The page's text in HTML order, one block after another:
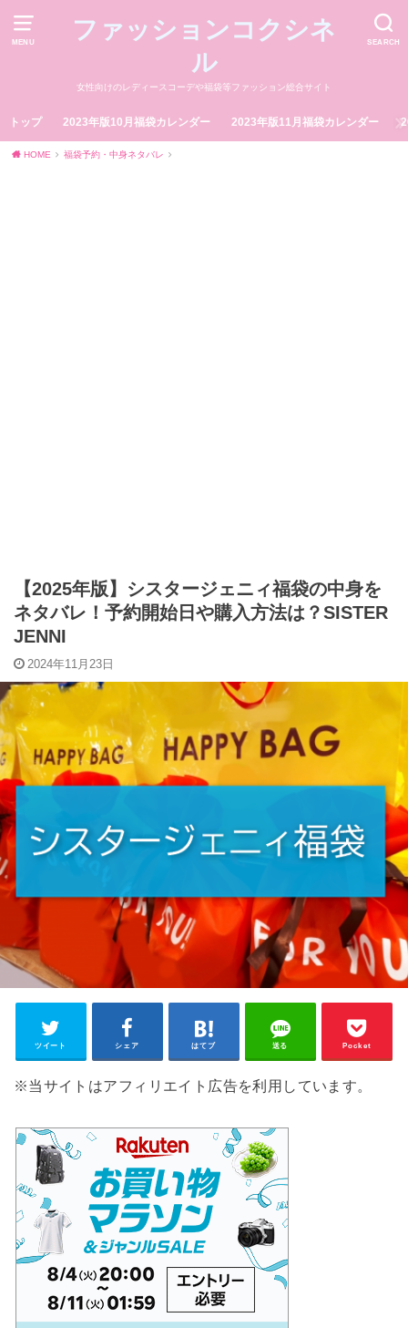
MENU SEARCH
ファッションコクシネ
ル
女性向けのレディースコーデや福袋等ファッション総合サイト
トップ 2023年版10月福袋カレンダー 2023年版11月福袋カレンダー
HOME 福袋予約・中身ネタバレ
【2025年版】シスタージェニィ福袋の中身を
ネタバレ！予約開始日や購入方法は？SISTER
JENNI
2024年11月23日
ツイート シェア はてブ 送る Pocket
※当サイトはアフィリエイト広告を利用しています。